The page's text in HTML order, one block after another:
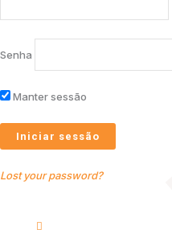
Senha
Manter sessão
Lost your password?